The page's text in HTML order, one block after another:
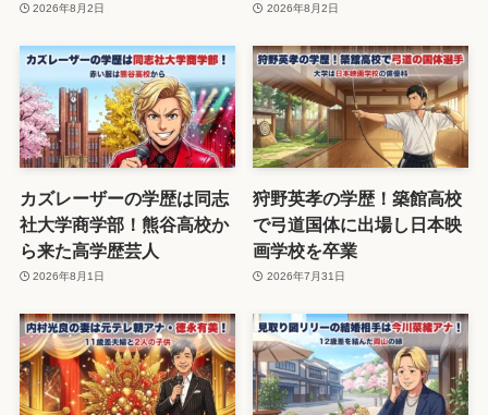
2026年8月2日 2026年8月2日
カズレーザーの学歴は同志
社大学商学部！熊谷高校か
ら来た高学歴芸人
2026年8月1日
狩野英孝の学歴！築館高校
で弓道国体に出場し日本映
画学校を卒業
2026年7月31日